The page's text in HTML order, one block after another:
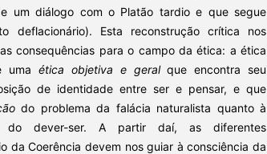
um diálogo com o Platão tardio e que segue
deflacionário). Esta reconstrução crítica nos
consequências para o campo da ética: a ética
umaética objetiva e geralque encontra seu
de identidade entre ser e pensar, e que
do problema da falácia naturalista quanto à
do dever-ser. A partir daí, as diferentes
da Coerência devem nos guiar à consciência da